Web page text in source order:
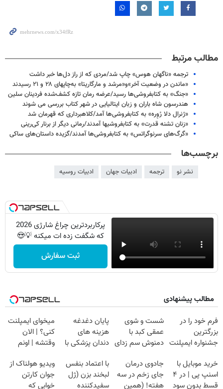
مطالب مرتبط
ترجمه «ناگهان هوس» چاپ شد/مردی که از راز دل‌ها خبر داشت
«ماندن در وضعیت آخر»و«مرشد و مارگاریتا» به‌چاپهای ۲۸ و ۲۱ رسیدند
«جنگ» به کتابفروشی‌ها رسید/عرضه رمان‌ تازه کشف‌شده فردینان سلین
هندرسون شاه باران و زبان ایتالیایی در شهر کتاب بررسی می شوند
«ژنرال دلا رُوِره» به کتابفروشی‌ها آمد/کلاهبرداری که قهرمان شد
«زنان تشنه قدرت» به کتابفروشیها آمدند/رمانی دیگر از برنار کی‌رینی
«گرگ‌های سرنوگراتس» به کتابفروشی‌ها آمدند/گزیده داستان‌های ساکی
برچسب‌ها
نشر نو ترجمه ادبیات جهان ادبیات روسیه
پرکاربردترین چراغ شارژی 2026
که شگفت زده ات میکنه 💡😍
ثبت سفارش
مطالب پیشنهادی
فرم خود را در
بزرگترین
جشنواره ایمپلنت
فقط ۲۵ میلیون
شست و شوی
عمقی کبد با
دمنوش سم زدای
پایان دغدغه
هزینه های
دندان پزشکی با
خانگی
میخوای ایمپلنت
کنی؟ | الان
وقتشه | اونم
میلیون تومان!!!
خرید موبایل با
اسنپ پی | در ۴
قسط بدون سود
جادوی درمان
جای زخم در سه
هفته! (همین
با اعتماد بنفس
لبخند بزن (ژل
سفیدکننده
ویدیو هولناک از
جوان کارتن
خوابی که